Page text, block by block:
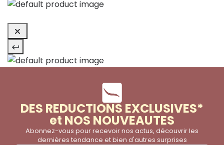
DES REDUCTIONS EXCLUSIVES*
et NOS NOUVEAUTES
Abonnez-vous pour recevoir nos actus, découvrir les
dernières tendance et bien d'autres surprises